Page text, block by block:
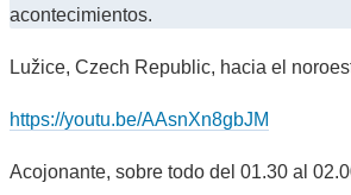
acontecimientos.
Lužice, Czech Republic, hacia el
https://youtu.be/AAsnXn8gbJM
Acojonante, sobre todo del 01.30 al